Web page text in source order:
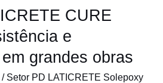
CURE
e
grandes obras
/ Setor PD LATICRETE Solepoxy